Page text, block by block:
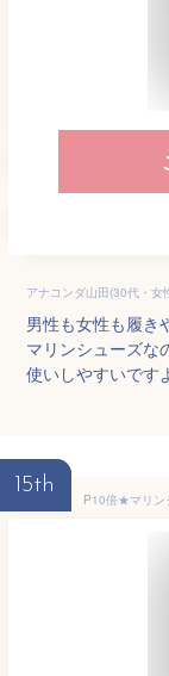
アナコンダ山田(30代・女
男性も女性も履き
マリンシューズな
使いしやすいです
15th